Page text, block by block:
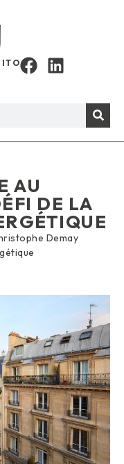
AU
DE LA
Demay